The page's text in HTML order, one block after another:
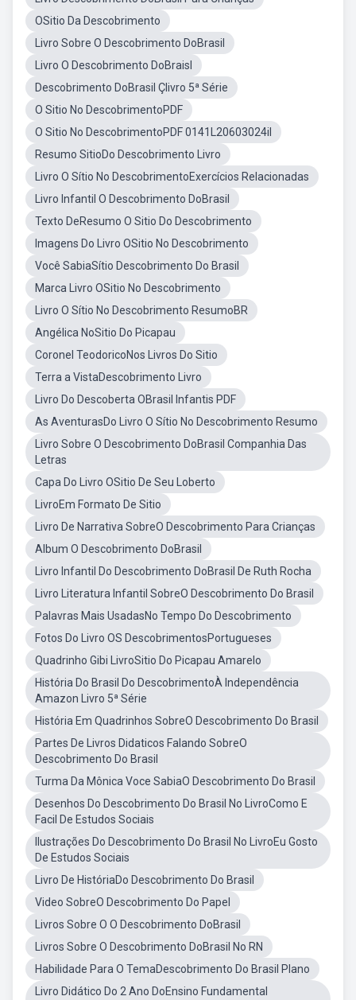
OSitio Da Descobrimento
Livro Sobre O Descobrimento DoBrasil
Livro O Descobrimento DoBraisl
Descobrimento DoBrasil Çlivro 5ª Série
O Sitio No DescobrimentoPDF
O Sitio No DescobrimentoPDF 0141L20603024il
Resumo SitioDo Descobrimento Livro
Livro O Sítio No DescobrimentoExercícios Relacionadas
Livro Infantil O Descobrimento DoBrasil
Texto DeResumo O Sitio Do Descobrimento
Imagens Do Livro OSitio No Descobrimento
Você SabiaSítio Descobrimento Do Brasil
Marca Livro OSitio No Descobrimento
Livro O Sítio No Descobrimento ResumoBR
Angélica NoSitio Do Picapau
Coronel TeodoricoNos Livros Do Sitio
Terra a VistaDescobrimento Livro
Livro Do Descoberta OBrasil Infantis PDF
As AventurasDo Livro O Sítio No Descobrimento Resumo
Livro Sobre O Descobrimento DoBrasil Companhia Das
Letras
Capa Do Livro OSitio De Seu Loberto
LivroEm Formato De Sitio
Livro De Narrativa SobreO Descobrimento Para Crianças
Album O Descobrimento DoBrasil
Livro Infantil Do Descobrimento DoBrasil De Ruth Rocha
Livro Literatura Infantil SobreO Descobrimento Do Brasil
Palavras Mais UsadasNo Tempo Do Descobrimento
Fotos Do Livro OS DescobrimentosPortugueses
Quadrinho Gibi LivroSitio Do Picapau Amarelo
História Do Brasil Do DescobrimentoÀ Independência
Amazon Livro 5ª Série
História Em Quadrinhos SobreO Descobrimento Do Brasil
Partes De Livros Didaticos Falando SobreO
Descobrimento Do Brasil
Turma Da Mônica Voce SabiaO Descobrimento Do Brasil
Desenhos Do Descobrimento Do Brasil No LivroComo E
Facil De Estudos Sociais
Ilustrações Do Descobrimento Do Brasil No LivroEu Gosto
De Estudos Sociais
Livro De HistóriaDo Descobrimento Do Brasil
Video SobreO Descobrimento Do Papel
Livros Sobre O O Descobrimento DoBrasil
Livros Sobre O Descobrimento DoBrasil No RN
Habilidade Para O TemaDescobrimento Do Brasil Plano
Livro Didático Do 2 Ano DoEnsino Fundamental